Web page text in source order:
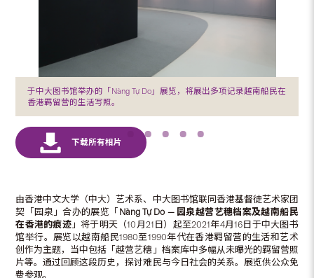
于中大图书馆举办的「Nàng Tự Do」展览，将展出多项记录越南船民在
香港羁留营的生活写照。
由香港中文大学（中大）艺术系、中大图书馆联同香港基督徒艺术家团
契「园泉」合办的展览「Nàng Tự Do — 园泉越营艺穗档案及越南船民
在香港的痕迹」将于明天（10月21日）起至2021年4月16日于中大图书
馆举行。展览以越南船民1980至1990年代在香港羁留营的生活和艺术
创作为主题，当中包括「越营艺穗」档案库中多幅从未曝光的羁留营照
片等。通过回顾这段历史，探讨难民与今日社会的关系。展览供公众免
费参观。